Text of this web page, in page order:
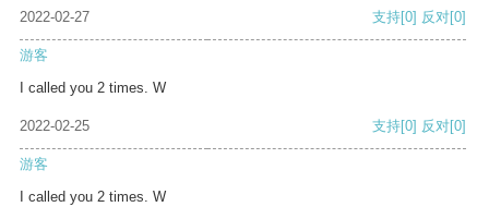
2022-02-27 支持[0] 反对[0]
游客
I called you 2 times. W
2022-02-25 支持[0] 反对[0]
游客
I called you 2 times. W